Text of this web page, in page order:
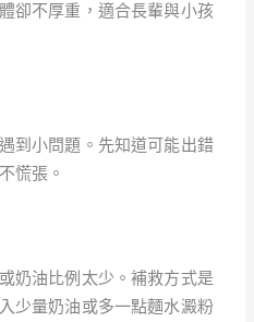
卻不厚重，適合長輩與小孩
到小問題。先知道可能出錯
慌張。
奶油比例太少。補救方式是
少量奶油或多一點麵水澱粉